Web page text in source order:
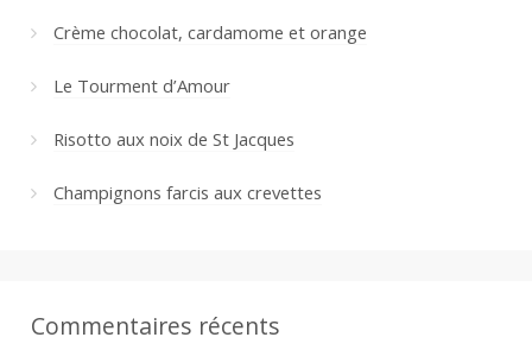
Crème chocolat, cardamome et orange
Le Tourment d’Amour
Risotto aux noix de St Jacques
Champignons farcis aux crevettes
Commentaires récents